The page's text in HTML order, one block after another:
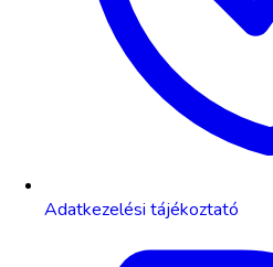
Adatkezelési tájékoztató